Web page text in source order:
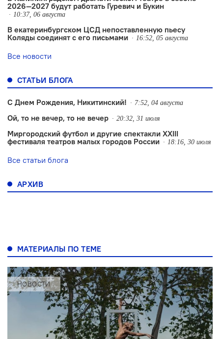
2026—2027 будут работать Гуревич и Букин
10:37, 06 августа
В екатеринбургском ЦСД непоставленную пьесу
Коляды соединят с его письмами
16:52, 05 августа
Все новости
СТАТЬИ БЛОГА
С Днем Рождения, Никитинский! 7:52, 04 августа
Ой, то не вечер, то не вечер 20:32, 31 июля
Миргородский футбол и другие спектакли XXIII
фестиваля театров малых городов России
18:16, 30 июля
Все статьи блога
АРХИВ
МАТЕРИАЛЫ ПО ТЕМЕ
НОВОСТИ